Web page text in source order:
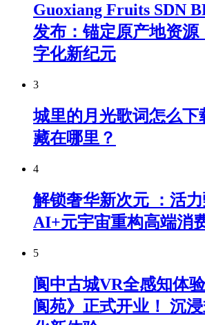
Guoxiang Fruits SDN
发布：锚定原产地资源
字化新纪元
3
城里的月光歌词怎么下
藏在哪里？
4
解锁奢华新次元 ：活
AI+元宇宙重构高端消
5
阆中古城VR全感知体
阆苑》正式开业！ 沉